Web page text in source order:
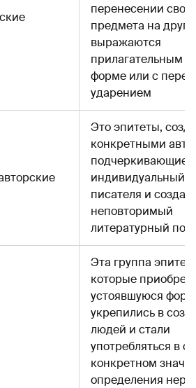
перенесении
предмета на
выражаются
прилагательным в
форме или с
ударением
Это эпитеты,
конкретными
подчеркивающие
индивидуальный
писателя и
неповторимый
литературный
Эта группа
которые
устоявшуюся
укрепились в
людей и стали
употребляться в
конкретном
определения